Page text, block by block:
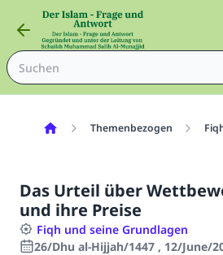
Themenbezogen
Das Urteil über
und ihre Preise
Fiqh und seine Grundlagen
26/Dhu al-Hijjah/1447 , 12/June/